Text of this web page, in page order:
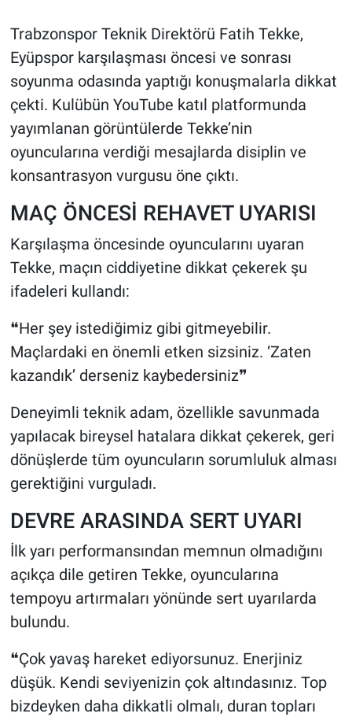
Trabzonspor Teknik Direktörü Fatih Tekke,
Eyüpspor karşılaşması öncesi ve sonrası
soyunma odasında yaptığı konuşmalarla dikkat
çekti. Kulübün YouTube katıl platformunda
yayımlanan görüntülerde Tekke’nin
oyuncularına verdiği mesajlarda disiplin ve
konsantrasyon vurgusu öne çıktı.
MAÇ ÖNCESİ REHAVET UYARISI
Karşılaşma öncesinde oyuncularını uyaran
Tekke, maçın ciddiyetine dikkat çekerek şu
ifadeleri kullandı:
❝Her şey istediğimiz gibi gitmeyebilir.
Maçlardaki en önemli etken sizsiniz. ‘Zaten
kazandık’ derseniz kaybedersiniz❞
Deneyimli teknik adam, özellikle savunmada
yapılacak bireysel hatalara dikkat çekerek, geri
dönüşlerde tüm oyuncuların sorumluluk alması
gerektiğini vurguladı.
DEVRE ARASINDA SERT UYARI
İlk yarı performansından memnun olmadığını
açıkça dile getiren Tekke, oyuncularına
tempoyu artırmaları yönünde sert uyarılarda
bulundu.
❝Çok yavaş hareket ediyorsunuz. Enerjiniz
düşük. Kendi seviyenizin çok altındasınız. Top
bizdeyken daha dikkatli olmalı, duran topları
ÇEVRE
HABERDE İNSAN
SPOR
Bilim, Teknoloji